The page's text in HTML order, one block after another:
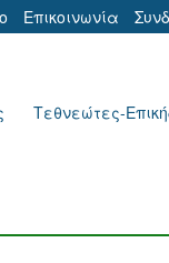
Επικοινωνία
Τεθνεώτες-